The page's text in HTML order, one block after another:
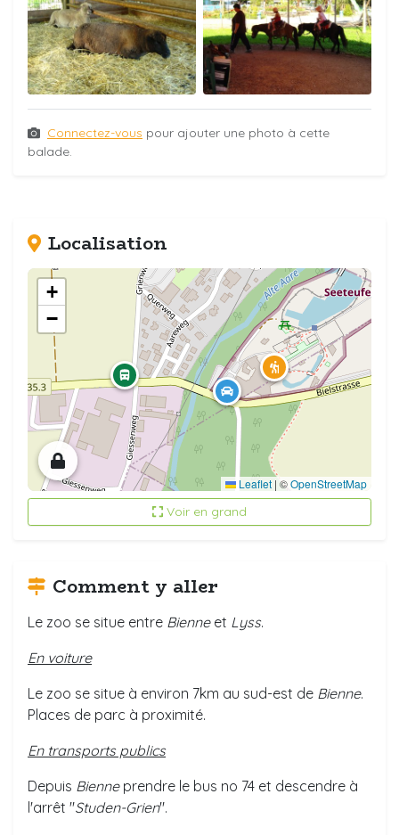
Connectez-vous pour ajouter une photo à cette
balade.
Localisation
+
−
Leaflet | ©OpenStreetMap
Voir en grand
Comment y aller
Le zoo se situe entre Bienne et Lyss.
En voiture
Le zoo se situe à environ 7km au sud-est de Bienne.
Places de parc à proximité.
En transports publics
Depuis Bienne prendre le bus no 74 et descendre à
l'arrêt "Studen-Grien".